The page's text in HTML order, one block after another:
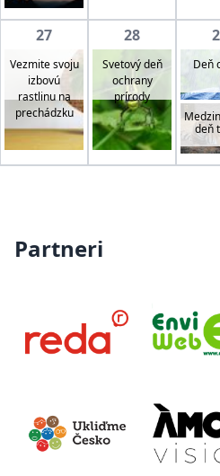
27
Vezmite svoju
izbovú
rastlinu na
prechádzku
28
Svetový deň
ochrany
prírody
Deň
deň
Partneri